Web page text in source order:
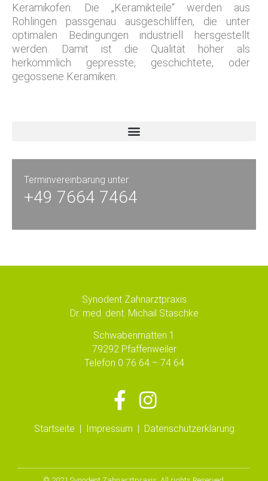
Terminvereinbarung unter:
+49 7664 7464
Keramikofen. Die „Keramikteile“ werden aus
Rohlingen passgenau ausgeschliffen, die unter
optimalen Bedingungen industriell hersgestellt
werden. Damit ist die Qualität höher als
herkömmlich gepresste, geschichtete, oder
gegossene Keramiken.
Synodent Zahnarztpraxis
Dr. med. dent. Michail Staschke
Schwabenmatten 1
79292 Pfaffenweiler
Telefon 0 76 64 – 74 64
Startseite | Impressum | Datenschutzerklärung